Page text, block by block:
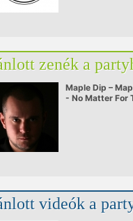
zenék a
Maple Dip –
- No Matter For
videók a